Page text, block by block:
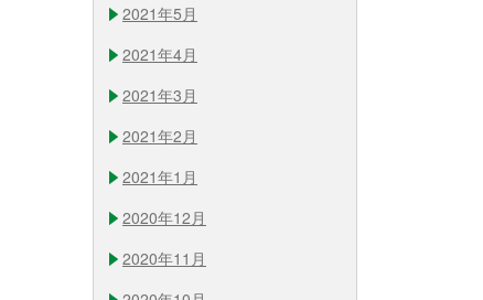
2021年5月
2021年4月
2021年3月
2021年2月
2021年1月
2020年12月
2020年11月